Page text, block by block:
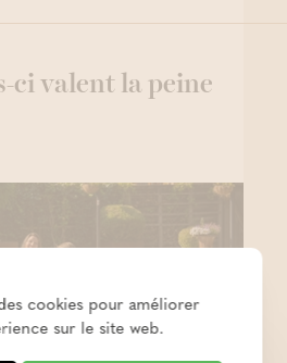
ci valent la peine
cookies pour améliorer
sur le site web.